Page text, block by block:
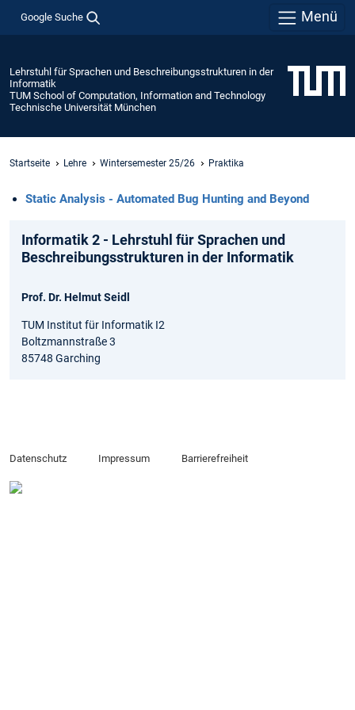
Google Suche Menü
Lehrstuhl für Sprachen und Beschreibungsstrukturen in der
Informatik
TUM School of Computation, Information and Technology
Technische Universität München
Startseite Lehre Wintersemester 25/26 Praktika
Static Analysis - Automated Bug Hunting and Beyond
Informatik 2 - Lehrstuhl für Sprachen und
Beschreibungsstrukturen in der Informatik
Prof. Dr. Helmut Seidl
TUM Institut für Informatik I2
Boltzmannstraße 3
85748 Garching
Datenschutz Impressum Barrierefreiheit